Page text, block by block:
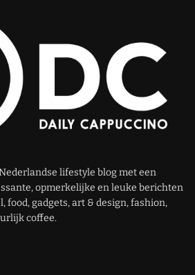
lifestyle blog met een
opmerkelijke en leuke berichten
food, gadgets, art & design, fashion,
coffee.